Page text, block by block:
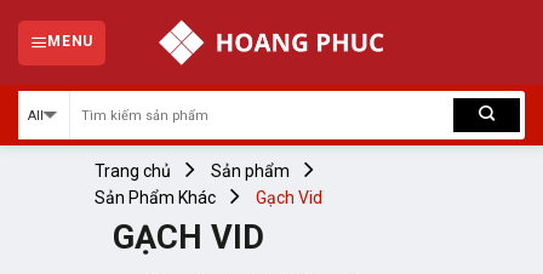
content
MENU
GẠCH VID
Trang chủ
Sản phẩm
Sản Phẩm Khác
Gạch Vid